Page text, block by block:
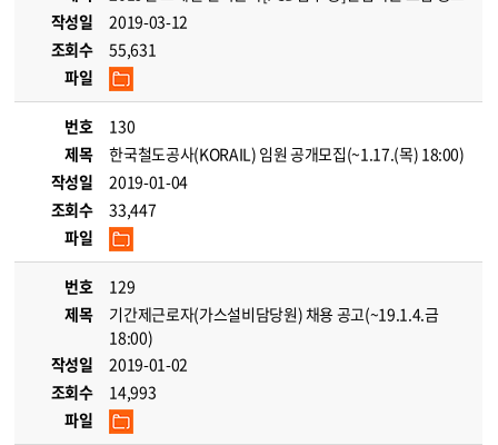
작성일
2019-03-12
조회수
55,631
파일
번호
130
제목
한국철도공사(KORAIL) 임원 공개모집(~1.17.(목) 18:00)
작성일
2019-01-04
조회수
33,447
파일
번호
129
제목
기간제근로자(가스설비담당원) 채용 공고(~19.1.4.금
18:00)
작성일
2019-01-02
조회수
14,993
파일